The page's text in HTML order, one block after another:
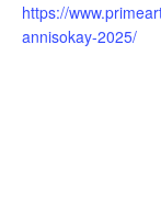
https://
annisokay-2025/